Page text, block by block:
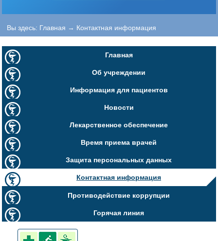
Вы здесь: Главная → Контактная информация
Главная
Об учреждении
Информация для пациентов
Новости
Лекарственное обеспечение
Время приема врачей
Защита персональных данных
Контактная информация
Противодействие коррупции
Горячая линия